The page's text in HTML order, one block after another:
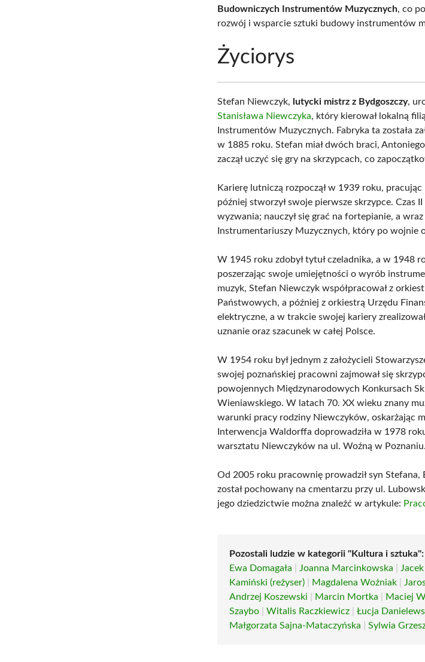
Budowniczych Instrumentów Muzycznych, co
rozwój i wsparcie sztuki budowy instrumentów
Życiorys
Stefan Niewczyk, lutycki mistrz z Bydgoszczy,
Stanisława Niewczyka, który kierował lokalną
Instrumentów Muzycznych. Fabryka ta została
w 1885 roku. Stefan miał dwóch braci,
zaczął uczyć się gry na skrzypcach, co
Karierę lutniczą rozpoczął w 1939 roku,
później stworzył swoje pierwsze skrzypce. Czas
wyzwania; nauczył się grać na fortepianie, a
Instrumentariuszy Muzycznych, który po wojnie
W 1945 roku zdobył tytuł czeladnika, a w 1948
poszerzając swoje umiejętności o wyrób
muzyk, Stefan Niewczyk współpracował z
Państwowych, a później z orkiestrą Urzędu
elektryczne, a w trakcie swojej kariery
uznanie oraz szacunek w całej Polsce.
W 1954 roku był jednym z założycieli
swojej poznańskiej pracowni zajmował się
powojennych Międzynarodowych Konkursach
Wieniawskiego. W latach 70. XX wieku znany
warunki pracy rodziny Niewczyków, oskarżając
Interwencja Waldorffa doprowadziła w 1978
warsztatu Niewczyków na ul. Woźną w Poznaniu.
Od 2005 roku pracownię prowadził syn
został pochowany na cmentarzu przy ul.
jego dziedzictwie można znaleźć w artykule:
Pozostali ludzie w kategorii "Kultura i sztuka":
Ewa Domagała
Joanna Marcinkowska
Kamiński (reżyser)
Magdalena Woźniak
Andrzej Koszewski
Marcin Mortka Maciej
Szaybo |Witalis Raczkiewicz |Łucja
Małgorzata Sajna-Mataczyńska |Sylwia